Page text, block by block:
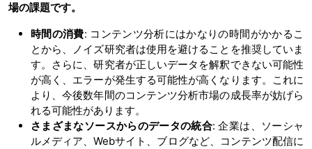
場の課題です。
時間の消費: コンテンツ分析にはかなりの時間がかかるこ
とから、ノイズ研究者は使用を避けることを推奨していま
す。さらに、研究者が正しいデータを解釈できない可能性
が高く、エラーが発生する可能性が高くなります。これに
より、今後数年間のコンテンツ分析市場の成長率が妨げら
れる可能性があります。
さまざまなソースからのデータの統合: 企業は、ソーシャ
ルメディア、Webサイト、ブログなど、コンテンツ配信に